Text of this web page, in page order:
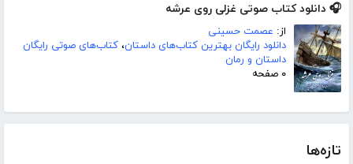
🎧 دانلود کتاب صوتی غزلی روی عرشه
از: عصمت حسینی
دانلود رایگان بهترین کتاب‌های داستان، کتاب‌های صوتی رایگان
داستان و رمان
۰ صفحه
تازه‌ها